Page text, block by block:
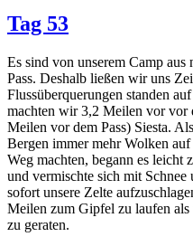
Tag 53
Es sind von unserem Camp
Pass. Deshalb ließen wir uns
Flussüberquerungen standen
machten wir 3,2 Meilen vor vor
Meilen vor dem Pass) Siesta.
Bergen immer mehr Wolken
Weg machten, begann es leicht
und vermischte sich mit
sofort unsere Zelte
Meilen zum Gipfel zu laufen
zu geraten.